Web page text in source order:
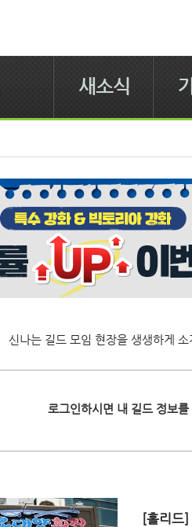
새소식
신나는 길드 모임 현장을 생생하게
로그인하시면 내 길드 정보
[홀리드